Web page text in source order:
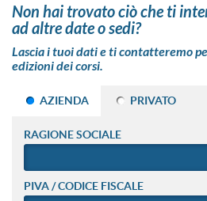
non hai trovato ciò che ti interessa? sei interessato
ad altre date o sedi?
Lascia i tuoi dati e ti contatteremo
edizioni dei corsi.
AZIENDA PRIVATO
RAGIONE SOCIALE
PIVA / CODICE FISCALE